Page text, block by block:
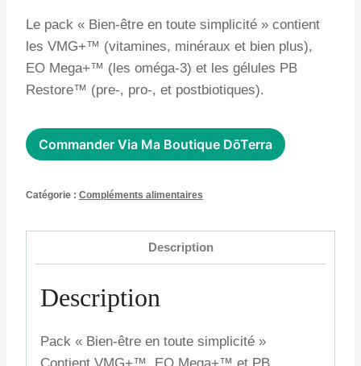
Le pack « Bien-être en toute simplicité » contient
les VMG+™ (vitamines, minéraux et bien plus),
EO Mega+™ (les oméga-3) et les gélules PB
Restore™ (pre-, pro-, et postbiotiques).
Commander Via Ma Boutique DōTerra
Catégorie : Compléments alimentaires
Description
Description
Pack « Bien-être en toute simplicité »